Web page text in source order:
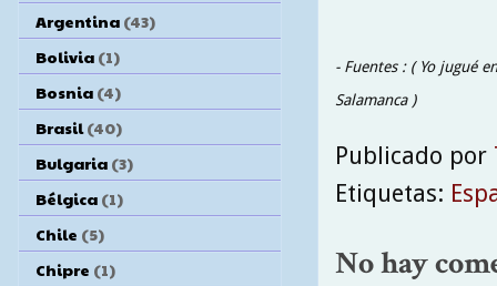
- Fuentes : ( Yo jugué
Salamanca )
Publicado por
Etiquetas:
No hay
Argentina (43)
Bolivia (1)
Bosnia (4)
Brasil (40)
Bulgaria (3)
Bélgica (1)
Chile (5)
Chipre (1)